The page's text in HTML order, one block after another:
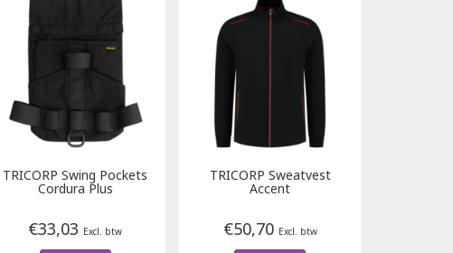
TRICORP Swing Pockets
Cordura Plus
€33,03 Excl. btw
TRICORP Sweatvest
Accent
€50,70 Excl. btw